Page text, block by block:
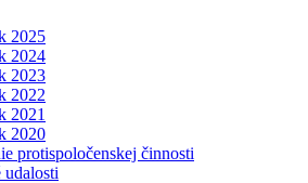
2025
2024
2023
2022
2021
2020
protispoločenskej činnosti